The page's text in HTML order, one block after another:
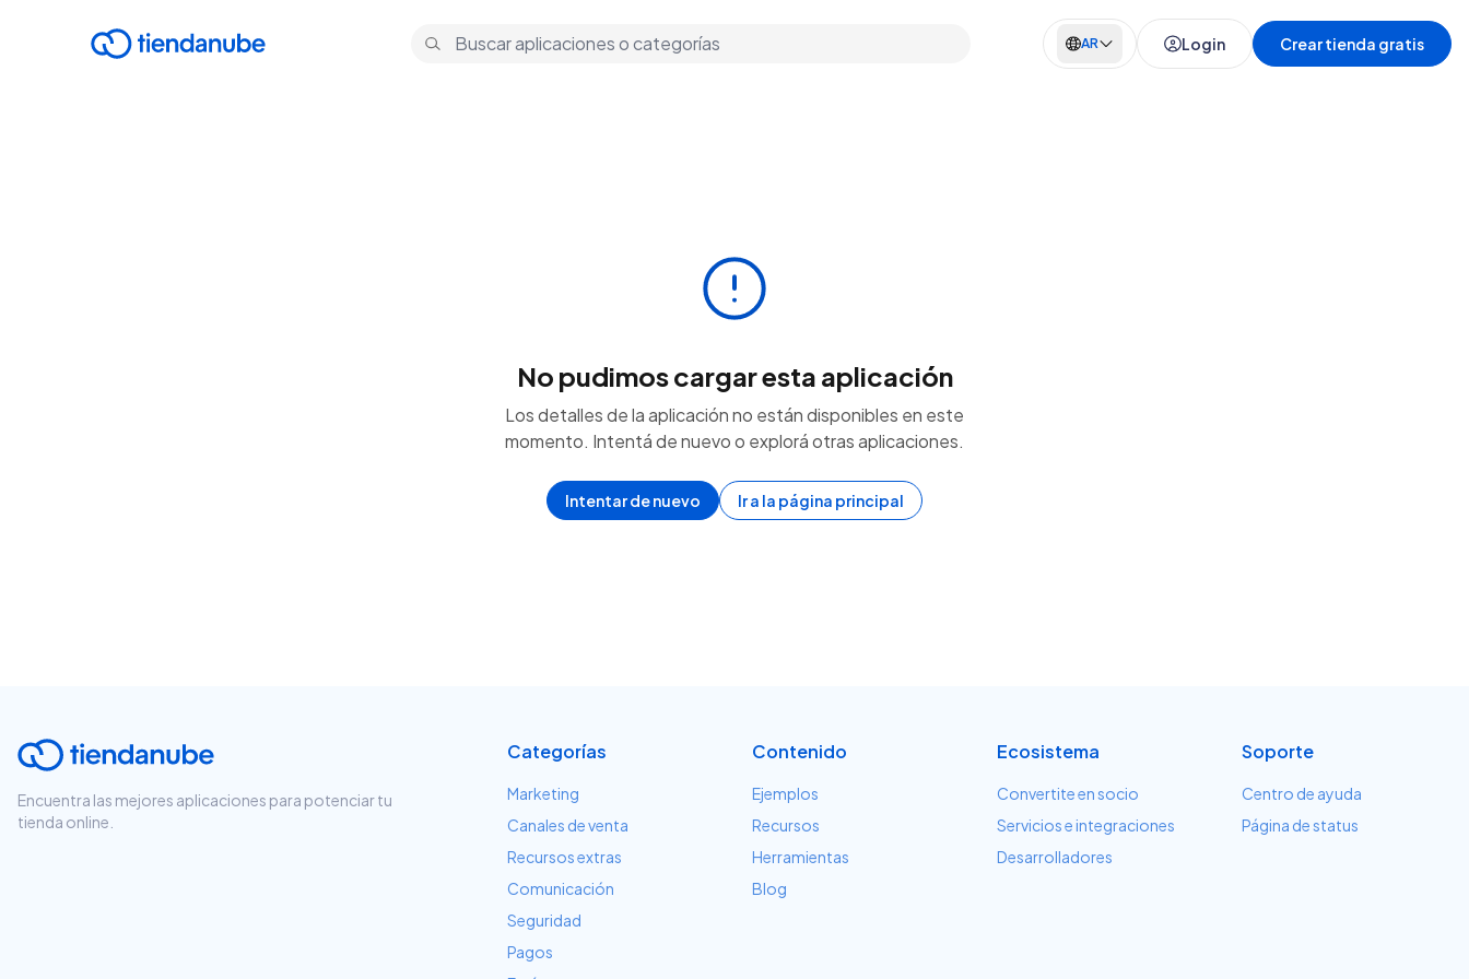
AR Login Crear tienda gratis
No pudimos cargar esta aplicación
Los detalles de la aplicación no están disponibles en este
momento. Intentá de nuevo o explorá otras aplicaciones.
Intentar de nuevo Ir a la página principal
Encuentra las mejores aplicaciones para potenciar tu
tienda online.
Categorías
Marketing
Canales de venta
Recursos extras
Comunicación
Seguridad
Pagos
Contenido
Ejemplos
Recursos
Herramientas
Blog
Ecosistema
Convertite en socio
Servicios e integraciones
Desarrolladores
Soporte
Centro de ayuda
Página de status